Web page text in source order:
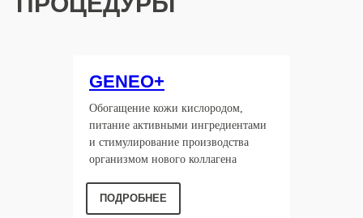
GENEO+
Обогащение кожи кислородом,
питание активными ингредиентами
и стимулирование производства
организмом нового коллагена
ПОДРОБНЕЕ